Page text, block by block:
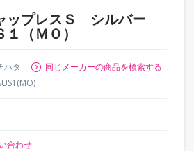
ップレスＳ シルバー
（ＭＯ）
ハタ
同じメーカーの商品を検索する
合わせ